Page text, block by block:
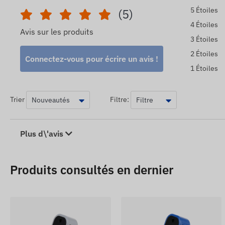
Le câble d'alimentation et de connexion pour le
supplémentaires.
Les descriptions et les images des appareils sur le
Le fabricant se réserve le droit de modifier certains
après détection et évaluation de ces modifications.
(5)
Avis sur les produits
Connectez-vous pour écrire un avis !
5 Étoiles
4 Étoiles
3 Étoiles
2 Étoiles
1 Étoiles
Trier Filtre:
Plus d\'avis
Produits consultés en dernier